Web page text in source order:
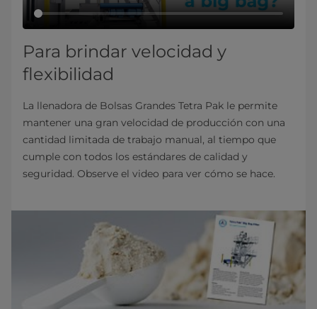
Para brindar velocidad y
flexibilidad
La llenadora de Bolsas Grandes Tetra Pak le permite
mantener una gran velocidad de producción con una
cantidad limitada de trabajo manual, al tiempo que
cumple con todos los estándares de calidad y
seguridad. Observe el video para ver cómo se hace.